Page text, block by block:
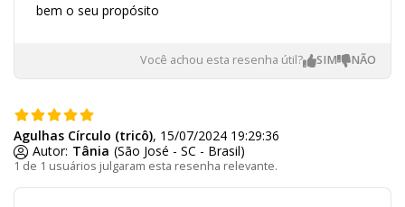
bem o seu propósito
Você achou esta resenha útil?
1 de 1 usuários julgaram esta resenha relevante.
Agulhas Círculo (tricô), 15/07/2024 19:29:36
Autor: Tânia (São José - SC - Brasil)